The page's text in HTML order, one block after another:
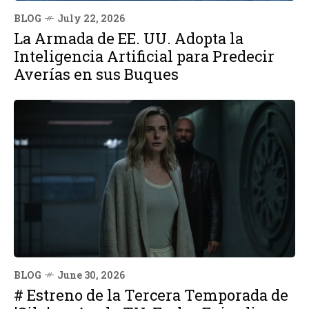
BLOG July 22, 2026
La Armada de EE. UU. Adopta la
Inteligencia Artificial para Predecir
Averías en sus Buques
BLOG June 30, 2026
# Estreno de la Tercera Temporada de